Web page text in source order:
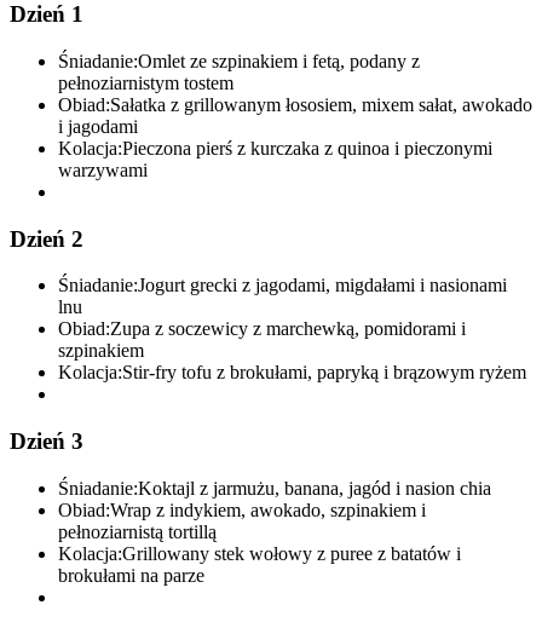
Dzień 1
Śniadanie:Omlet ze szpinakiem i fetą, podany z
pełnoziarnistym tostem
Obiad:Sałatka z grillowanym łososiem, mixem sałat, awokado
i jagodami
Kolacja:Pieczona pierś z kurczaka z quinoa i pieczonymi
warzywami
Dzień 2
Śniadanie:Jogurt grecki z jagodami, migdałami i nasionami
lnu
Obiad:Zupa z soczewicy z marchewką, pomidorami i
szpinakiem
Kolacja:Stir-fry tofu z brokułami, papryką i brązowym ryżem
Dzień 3
Śniadanie:Koktajl z jarmużu, banana, jagód i nasion chia
Obiad:Wrap z indykiem, awokado, szpinakiem i
pełnoziarnistą tortillą
Kolacja:Grillowany stek wołowy z puree z batatów i
brokułami na parze